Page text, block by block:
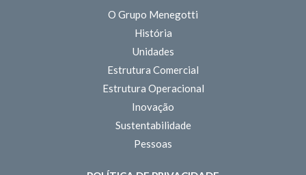
O Grupo Menegotti
História
Unidades
Estrutura Comercial
Estrutura Operacional
Inovação
Sustentabilidade
Pessoas